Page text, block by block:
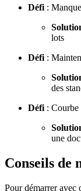
Défi :
lots
Défi :
des
Défi : Courbe
une
Conseils de
Pour démarrer avec